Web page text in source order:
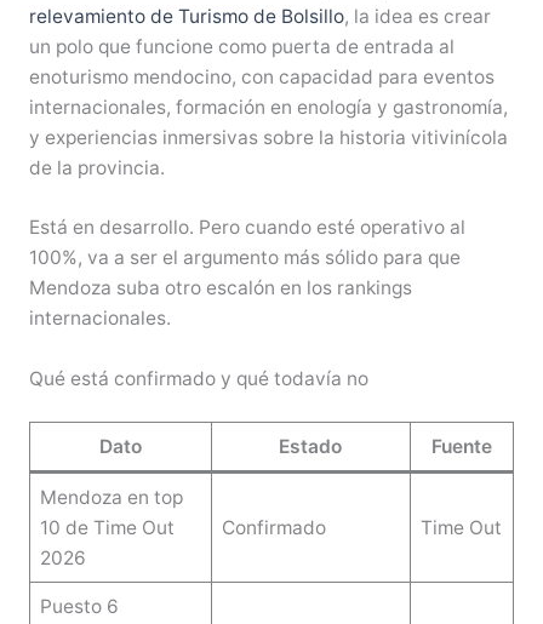
relevamiento de Turismo de Bolsillo, la idea es crear
un polo que funcione como puerta de entrada al
enoturismo mendocino, con capacidad para eventos
internacionales, formación en enología y gastronomía,
y experiencias inmersivas sobre la historia vitivinícola
de la provincia.
Está en desarrollo. Pero cuando esté operativo al
100%, va a ser el argumento más sólido para que
Mendoza suba otro escalón en los rankings
internacionales.
Qué está confirmado y qué todavía no
Dato Estado Fuente
Mendoza en top
10 de Time Out
2026
Confirmado Time Out
Puesto 6